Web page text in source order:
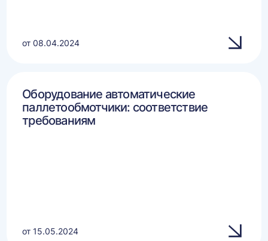
от 08.04.2024
Оборудование автоматические
паллетообмотчики: соответствие
требованиям
от 15.05.2024